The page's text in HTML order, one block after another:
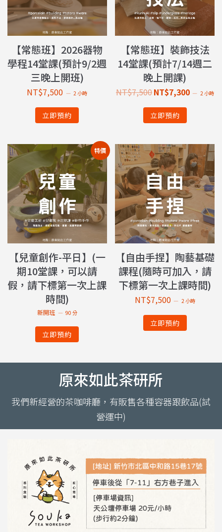
【常態班】2026器物
學程14堂課(預計9/2週
三晚上開班)
NT$7,500 2 小時
立即預約
【常態班】裝飾技法
14堂課(預計7/14週二
晚上開課)
NT$7,500NT$7,300 2 小時
立即預約
特價
【兒童創作-平日】(一
期10堂課，可以請
假，請下標第一次上課
時間)
新開班 90 分
立即預約
【自由手捏】陶藝基礎
課程(隨時可加入，請
下標第一次上課時間)
NT$7,500 2 小時
立即預約
原來如此茶研所
我們新經營的茶咖啡廳，有販售各種容器跟飲品(試
營運中)